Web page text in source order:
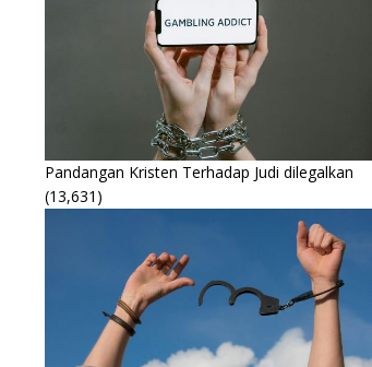
Pandangan Kristen Terhadap Judi dilegalkan
(13,631)